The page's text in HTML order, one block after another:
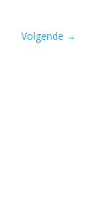
Volgende →